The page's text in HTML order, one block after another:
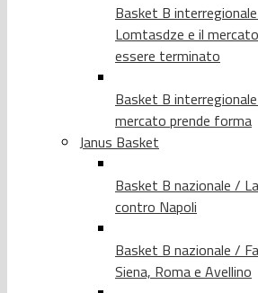
Basket B
Lomtasdze e il
essere terminato
Basket B
mercato prende forma
Janus Basket
Basket B nazionale /
contro Napoli
Basket B nazionale /
Siena, Roma e Avellino